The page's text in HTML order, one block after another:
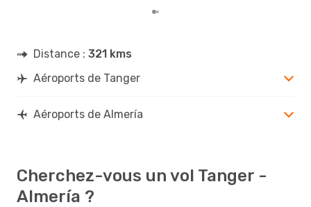
Distance : 321 kms
Aéroports de Tanger
Aéroports de Almería
Cherchez-vous un vol Tanger -
Almería ?